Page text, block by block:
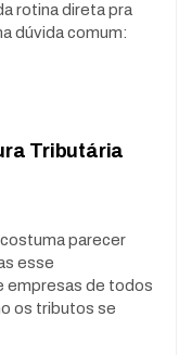
rotina direta pra
dúvida comum:
Tributária
parecer
esse
empresas de todos
os tributos se